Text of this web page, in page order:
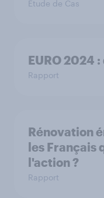
Étude de Cas
EURO 2024 :
Rapport
Rénovation
les Français
l'action ?
Rapport